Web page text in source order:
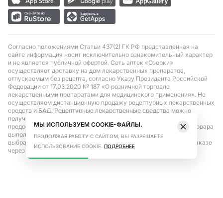
Согласно положениями Статьи 437(2) ГК РФ представленная на
сайте информация носит исключительно ознакомительный характер
и не является публичной офертой. Сеть аптек «Озерки»
осуществляет доставку на дом лекарственных препаратов,
отпускаемым без рецепта, согласно Указу Президента Российской
Федерации от 17.03.2020 № 187 «О розничной торговле
лекарственными препаратами для медицинского применения». Не
осуществляем дистанционную продажу рецептурных лекарственных
средств и БАД. Рецептурные лекарственные средства можно
получить только при помощи самовывоза в аптеке при
предоставлении рецепта, выписанного врачом. Бронирование товара
выполняется при условиях последующего выкупа заказа в
выбранном аптечном пункте. Цена действительна только при заказе
через сайт.
МЫ ИСПОЛЬЗУЕМ COOKIE-ФАЙЛЫ.
ПРОДОЛЖАЯ РАБОТУ С САЙТОМ, ВЫ РАЗРЕШАЕТЕ
ИСПОЛЬЗОВАНИЕ COOKIE. ПОДРОБНЕЕ